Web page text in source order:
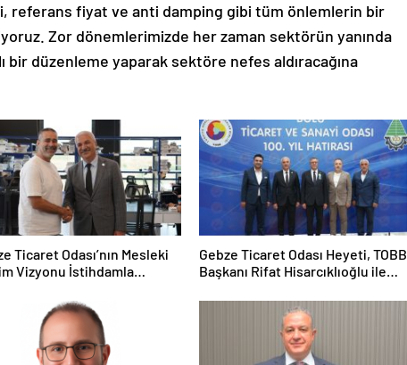
referans fiyat ve anti damping gibi tüm önlemlerin bir
Zor dönemlerimizde her zaman sektörün yanında
bir düzenleme yaparak sektöre nefes aldıracağına
Ticaret Odası’nın Mesleki
Vizyonu İstihdamla
Gebze Ticaret Odası Heyeti, TOBB
Başkanı Rifat Hisarcıklıoğlu ile
Ticaret Odası Heyeti, TOBB
Başkanı Rifat Hisarcıklıoğlu ile
Bolu’da Bir Araya Geldi